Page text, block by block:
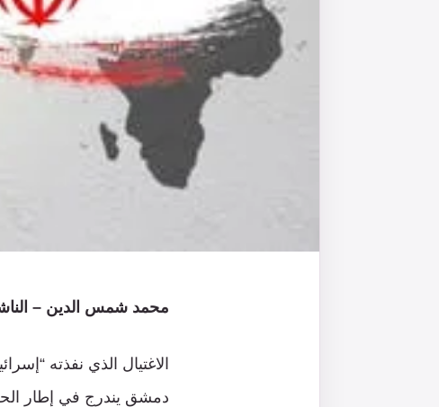
محمد شمس الدين –
الاغتيال الذي نفذته
دمشق يندرج في إطار